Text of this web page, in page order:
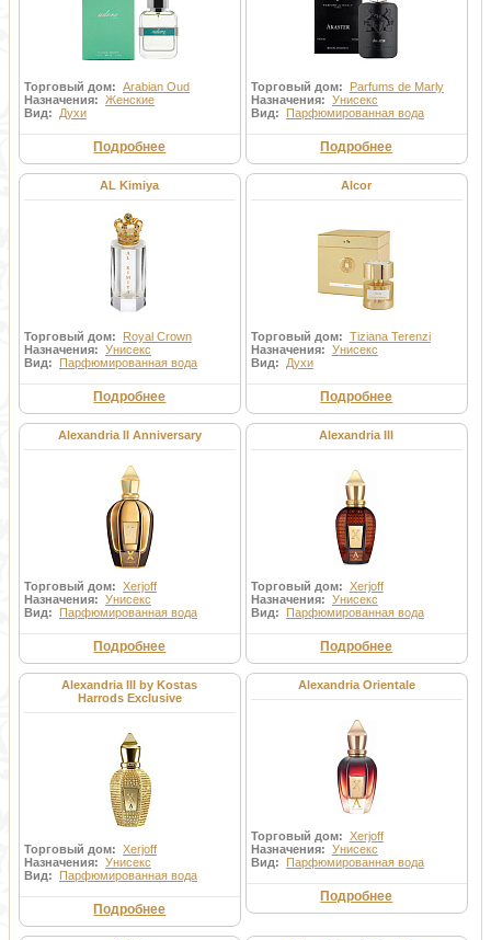
Торговый дом: Arabian Oud
Назначения: Женские
Вид: Духи
Подробнее
Торговый дом: Parfums de Marly
Назначения: Унисекс
Вид: Парфюмированная вода
Подробнее
AL Kimiya
Торговый дом: Royal Crown
Назначения: Унисекс
Вид: Парфюмированная вода
Подробнее
Alcor
Торговый дом: Tiziana Terenzi
Назначения: Унисекс
Вид: Духи
Подробнее
Alexandria II Anniversary
Торговый дом: Xerjoff
Назначения: Унисекс
Вид: Парфюмированная вода
Подробнее
Alexandria III
Торговый дом: Xerjoff
Назначения: Унисекс
Вид: Парфюмированная вода
Подробнее
Alexandria III by Kostas
Harrods Exclusive
Торговый дом: Xerjoff
Назначения: Унисекс
Вид: Парфюмированная вода
Подробнее
Alexandria Orientale
Торговый дом: Xerjoff
Назначения: Унисекс
Вид: Парфюмированная вода
Подробнее